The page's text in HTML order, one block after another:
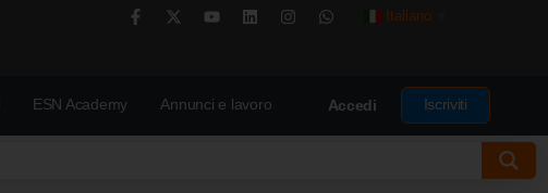
Italiano
ESN Academy Annunci e lavoro Accedi Iscriviti